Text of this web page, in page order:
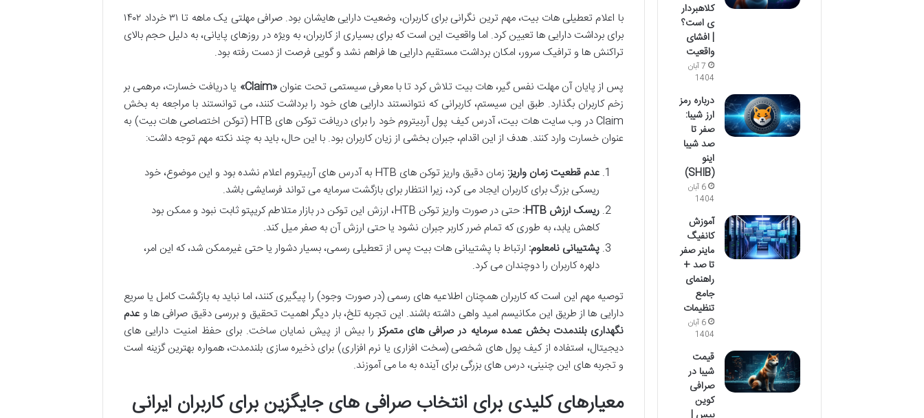
با اعلام تعطیلی هات بیت، مهم ترین نگرانی برای کاربران، وضعیت دارایی هایشان بود. صرافی مهلتی یک ماهه تا ۳۱ خرداد ۱۴۰۲
برای برداشت دارایی ها تعیین کرد. اما واقعیت این است که برای بسیاری از کاربران، به ویژه در روزهای پایانی، به دلیل حجم بالای
تراکنش ها و ترافیک سرور، امکان برداشت مستقیم دارایی ها فراهم نشد و گویی فرصت از دست رفته بود.
پس از پایان آن مهلت نفس گیر، هات بیت تلاش کرد تا با معرفی سیستمی تحت عنوان«Claim»
یا دریافت خسارت، مرهمی بر
زخم کاربران بگذارد. طبق این سیستم، کاربرانی که نتوانستند دارایی های خود را برداشت کنند، می توانستند با مراجعه به بخش
Claim در وب سایت هات بیت، آدرس کیف پول آربیتروم خود را برای دریافت توکن های HTB (توکن اختصاصی هات بیت) به
عنوان خسارت وارد کنند. هدف از این اقدام، جبران بخشی از زیان کاربران بود. با این حال، باید به چند نکته مهم توجه داشت:
عدم قطعیت زمان واریز:
زمان دقیق واریز توکن های HTB به آدرس های آربیتروم اعلام نشده بود و این موضوع، خود
ریسکی بزرگ برای کاربران ایجاد می کرد، زیرا انتظار برای بازگشت سرمایه می تواند فرسایشی باشد.
ریسک ارزش HTB:
حتی در صورت واریز توکن HTB، ارزش این توکن در بازار متلاطم کریپتو ثابت نبود و ممکن بود
کاهش یابد، به طوری که تمام ضرر کاربر جبران نشود یا حتی ارزش آن به صفر میل کند.
پشتیبانی نامعلوم: ارتباط با پشتیبانی هات بیت پس از تعطیلی رسمی، بسیار دشوار یا حتی غیرممکن شد، که این امر،
دلهره کاربران را دوچندان می کرد.
توصیه مهم این است که کاربران همچنان اطلاعیه های رسمی (در صورت وجود) را پیگیری کنند، اما نباید به بازگشت کامل یا سریع
دارایی ها از طریق این مکانیسم امید واهی داشته باشند. این تجربه تلخ، بار دیگر اهمیت تحقیق و بررسی دقیق صرافی ها و عدم
نگهداری بلندمدت بخش عمده سرمایه در صرافی های متمرکزرا بیش از پیش نمایان ساخت. برای حفظ امنیت دارایی های
دیجیتال، استفاده از کیف پول های شخصی (سخت افزاری یا نرم افزاری) برای ذخیره سازی بلندمدت، همواره بهترین گزینه است
و تجربه های این چنینی، درس های بزرگی برای آینده به ما می آموزند.
معیارهای کلیدی برای انتخاب صرافی های جایگزین برای کاربران ایرانی
کلاهبردار
ی است؟
| افشای
واقعیت
7 آبان
1404
درباره رمز
ارز شیبا:
صفر تا
صد شیبا
اینو
(SHIB)
6 آبان
1404
آموزش
کانفیگ
ماینر صفر
تا صد +
راهنمای
جامع
تنظیمات
6 آبان
1404
قیمت
شیبا در
صرافی
کوین